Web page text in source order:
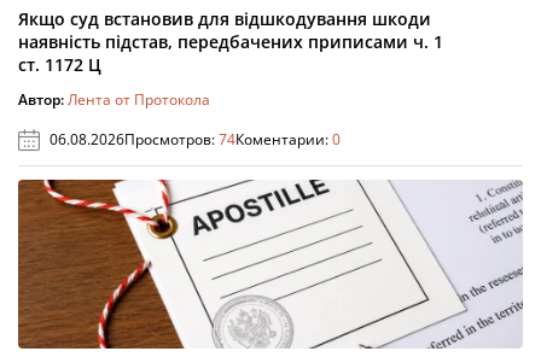
Якщо суд встановив для відшкодування шкоди
наявність підстав, передбачених приписами ч. 1
ст. 1172 Ц
Автор:Лента от Протокола
06.08.2026Просмотров:74Коментарии:0